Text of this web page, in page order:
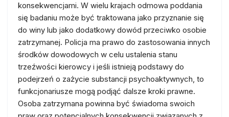
konsekwencjami. W wielu krajach odmowa poddania
się badaniu może być traktowana jako przyznanie się
do winy lub jako dodatkowy dowód przeciwko osobie
zatrzymanej. Policja ma prawo do zastosowania innych
środków dowodowych w celu ustalenia stanu
trzeźwości kierowcy i jeśli istnieją podstawy do
podejrzeń o zażycie substancji psychoaktywnych, to
funkcjonariusze mogą podjąć dalsze kroki prawne.
Osoba zatrzymana powinna być świadoma swoich